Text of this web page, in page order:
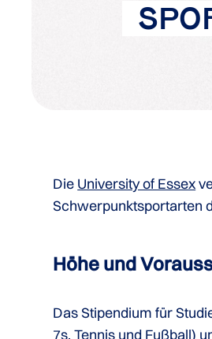
Die University of Essex
Schwerpunktsportarten
Höhe und
Das Stipendium für
7s, Tennis und Fußball)